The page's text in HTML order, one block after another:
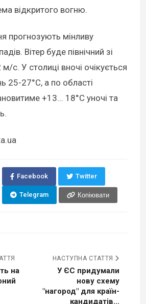
відкритого вогню.
прогнозують мінливу
Вітер буде північний зі
с. У столиці вночі очікується
25-27°C, а по області
+13... 18°C уночі та
Facebook Twitter
Telegram Копіювати
на
НАСТУПНА СТАТТЯ
У ЄС придумали
нову схему
"нагород" для країн-
кандидатів...